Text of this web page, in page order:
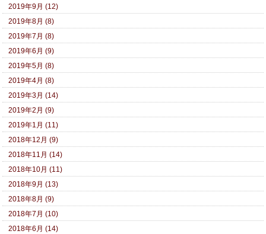
2019年9月 (12)
2019年8月 (8)
2019年7月 (8)
2019年6月 (9)
2019年5月 (8)
2019年4月 (8)
2019年3月 (14)
2019年2月 (9)
2019年1月 (11)
2018年12月 (9)
2018年11月 (14)
2018年10月 (11)
2018年9月 (13)
2018年8月 (9)
2018年7月 (10)
2018年6月 (14)